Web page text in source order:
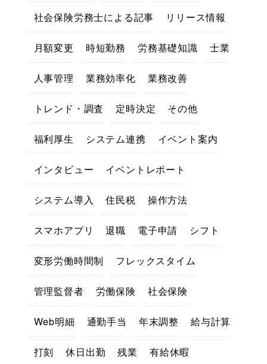
社会保険労務士による記事 リリース情報
月額変更 時短勤務 労務基礎知識 士業
人事管理 業務効率化 業務改善
トレンド・調査 定時決定 その他
福利厚生 システム連携 イベント案内
インタビュー イベントレポート
システム導入 住民税 操作方法
スマホアプリ 退職 電子申請 シフト
変形労働時間制 フレックスタイム
管理監督者 労働保険 社会保険
Web明細 通勤手当 年末調整 給与計算
打刻 休日出勤 残業 有給休暇